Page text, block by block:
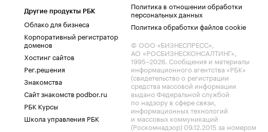
Другие продукты РБК
Облако для бизнеса
Корпоративный регистратор
доменов
Хостинг сайтов
Рег.решения
Знакомства
Сайт знакомств podbor.ru
РБК Курсы
Школа управления РБК
Политика в отношении обработки
персональных данных
Политика обработки файлов cookie
© ООО «БИЗНЕСПРЕСС»,
АО «РОСБИЗНЕСКОНСАЛТИНГ»,
1995–2026. Сообщения и материалы
информационного агентства «РБК»
(свидетельство о регистрации
средства массовой информации
выдано Федеральной службой
по надзору в сфере связи,
информационных технологий
и массовых коммуникаций
(Роскомнадзор) 09.12.2015 за номером